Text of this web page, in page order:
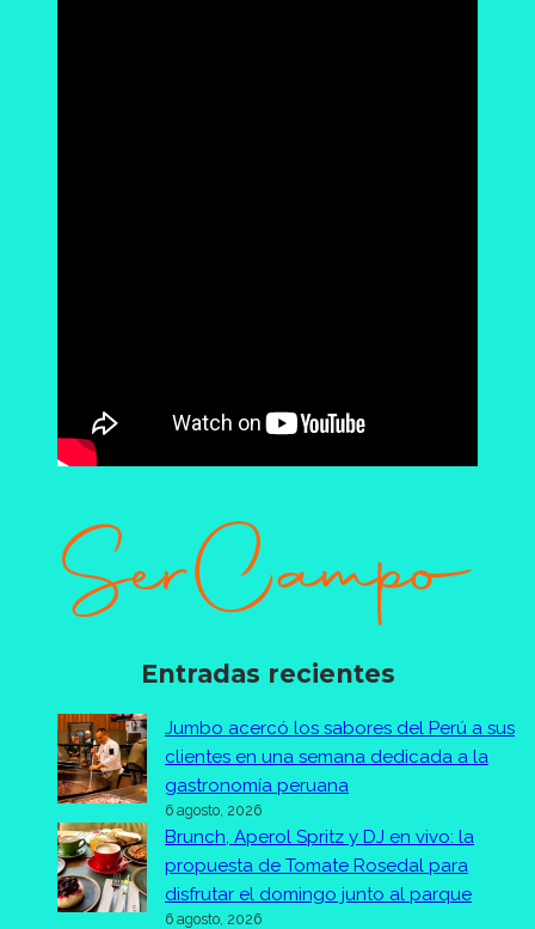
Entradas recientes
Jumbo acercó los sabores del Perú a sus
clientes en una semana dedicada a la
gastronomía peruana
6 agosto, 2026
Brunch, Aperol Spritz y DJ en vivo: la
propuesta de Tomate Rosedal para
disfrutar el domingo junto al parque
6 agosto, 2026